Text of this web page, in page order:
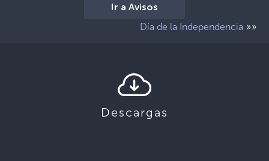
Ir a Avisos
Día de la Independencia »»
Descargas